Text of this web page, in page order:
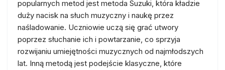
popularnych metod jest metoda Suzuki, która kładzie
duży nacisk na słuch muzyczny i naukę przez
naśladowanie. Uczniowie uczą się grać utwory
poprzez słuchanie ich i powtarzanie, co sprzyja
rozwijaniu umiejętności muzycznych od najmłodszych
lat. Inną metodą jest podejście klasyczne, które